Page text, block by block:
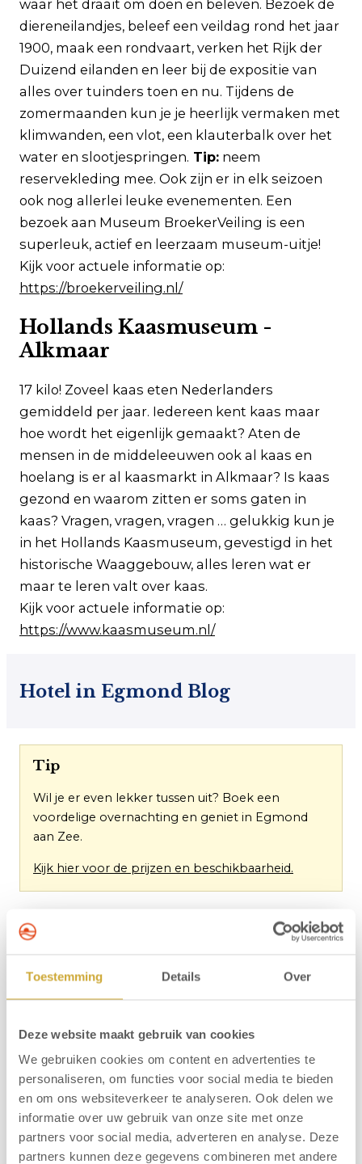
Toestemming Details Over
Deze website maakt gebruik van cookies
We gebruiken cookies om content en advertenties te
personaliseren, om functies voor social media te bieden
en om ons websiteverkeer te analyseren. Ook delen we
informatie over uw gebruik van onze site met onze
partners voor social media, adverteren en analyse. Deze
partners kunnen deze gegevens combineren met andere
waar het draait om doen en beleven. Bezoek de
diereneilandjes, beleef een veildag rond het jaar
1900, maak een rondvaart, verken het Rijk der
Duizend eilanden en leer bij de expositie van
alles over tuinders toen en nu. Tijdens de
zomermaanden kun je je heerlijk vermaken met
klimwanden, een vlot, een klauterbalk over het
water en slootjespringen. Tip: neem
reservekleding mee. Ook zijn er in elk seizoen
ook nog allerlei leuke evenementen. Een
bezoek aan Museum BroekerVeiling is een
superleuk, actief en leerzaam museum-uitje!
Kijk voor actuele informatie op:
https://broekerveiling.nl/
Hollands Kaasmuseum -
Alkmaar
17 kilo! Zoveel kaas eten Nederlanders
gemiddeld per jaar. Iedereen kent kaas maar
hoe wordt het eigenlijk gemaakt? Aten de
mensen in de middeleeuwen ook al kaas en
hoelang is er al kaasmarkt in Alkmaar? Is kaas
gezond en waarom zitten er soms gaten in
kaas? Vragen, vragen, vragen … gelukkig kun je
in het Hollands Kaasmuseum, gevestigd in het
historische Waaggebouw, alles leren wat er
maar te leren valt over kaas.
Kijk voor actuele informatie op:
https://www.kaasmuseum.nl/
Hotel in Egmond Blog
Tip
Wil je er even lekker tussen uit? Boek een
voordelige overnachting en geniet in Egmond
aan Zee.
Kijk hier voor de prijzen en beschikbaarheid.